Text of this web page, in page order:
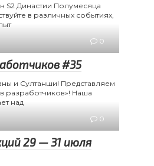
S2 Династии Полумесяца
в различных событиях,
0
#35
и Султанши! Представляем
разработчиков»! Наша
над
0
29 — 31 июля